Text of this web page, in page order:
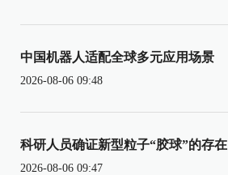
中国机器人适配全球多元应用场景
2026-08-06 09:48
科研人员确证新型粒子“胶球”的存在
2026-08-06 09:47